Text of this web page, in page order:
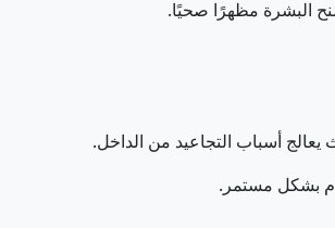
البشرة مظهرًا صحيًا.
أسباب التجاعيد من الداخل.
بشكل مستمر.